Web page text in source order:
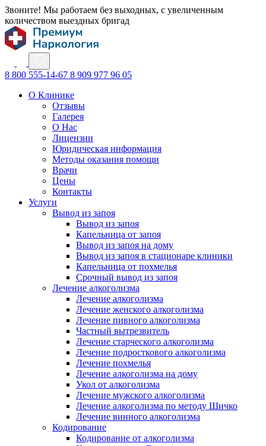
Звоните! Мы работаем без выходных, с увеличенным
количеством выездных бригад
8 800 555-14-67 8 909 977 96 05
О Клинике
Отзывы
Галерея
О Нас
Лицензии
Юридическая информация
Методы оказания помощи
Врачи
Цены
Контакты
Услуги
Вывод из запоя
Вывод из запоя
Капельница от запоя
Вывод из запоя на дому
Вывод из запоя в стационаре клиники
Капельница от похмелья
Срочный вывод из запоя
Лечение алкоголизма
Лечение алкоголизма
Лечение женского алкоголизма
Лечение пивного алкоголизма
Частный вытрезвитель
Лечение старческого алкоголизма
Лечение подросткового алкоголизма
Лечение похмелья
Лечение алкоголизма на дому
Укол от алкоголизма
Лечение мужского алкоголизма
Лечение алкоголизма по методу Шичко
Лечение винного алкоголизма
Кодирование
Кодирование от алкоголизма